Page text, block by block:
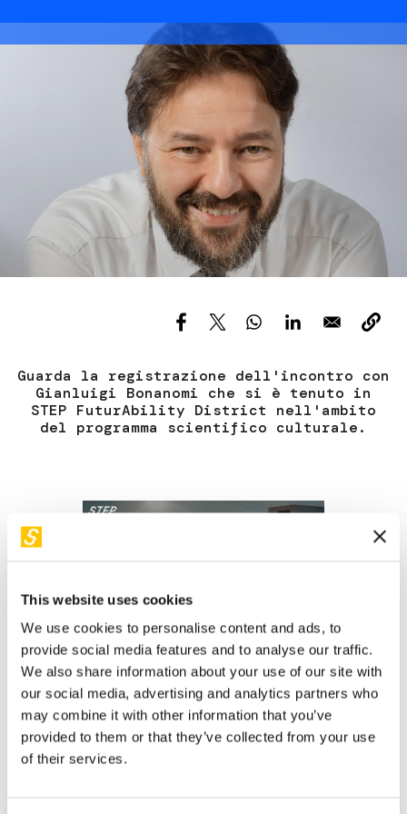
This website uses cookies
We use cookies to personalise content and ads, to
provide social media features and to analyse our traffic.
We also share information about your use of our site with
our social media, advertising and analytics partners who
may combine it with other information that you’ve
provided to them or that they’ve collected from your use
of their services.
Guarda la registrazione dell'incontro con
Gianluigi Bonanomi che si è tenuto in
STEP FuturAbility District nell'ambito
del programma scientifico culturale.
Dal 30 novembre 2022 il tema dell'intelligenza artificiale è
diventato popolare: se ne parla ovunque. A volte con
entusiasmo, spesso con scetticismo se non con timore,